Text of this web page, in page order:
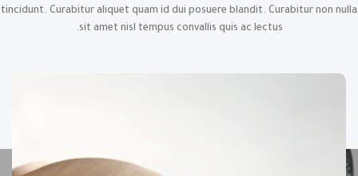
tincidunt. Curabitur aliquet quam id dui posuere blandit. Curabitur non nulla
sit amet nisl tempus convallis quis ac lectus.